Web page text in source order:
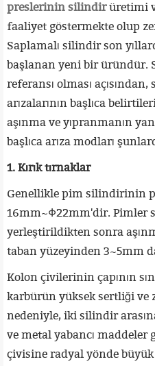
preslerinin silindirüretimi
faaliyet göstermekte olup
Saplamalı silindir son
başlanan yeni bir üründür.
referansı olması
arızalarının başlıca
aşınma ve yıpranmanın
başlıca arıza modları
1. Kırık tırnaklar
Genellikle pim silindirinin
16mm~Φ22mm'dir. Pimler
yerleştirildikten sonra
taban yüzeyinden 3~5mm
Kolon çivilerinin çapının
karbürün yüksek sertliği ve
nedeniyle, iki silindir
ve metal yabancı
çivisine radyal yönde